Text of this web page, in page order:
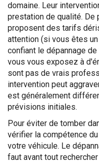
domaine. Leur
prestation de qualité. De
proposent des tarifs
attention (si vous êtes un
confiant le dépannage
vous vous exposez à
sont pas de vrais
intervention peut
est généralement
prévisions initiales.
Pour éviter de tomber
vérifier la compétence
votre véhicule. Le
faut avant tout